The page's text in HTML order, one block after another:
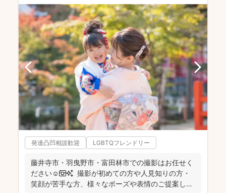
発達凸凹相談歓迎 LGBTQフレンドリー
藤井寺市・羽曳野市・富田林市での撮影はお任せく
ださい☺️📷✨ 撮影が初めての方や人見知りの方・
笑顔が苦手な方、様々なポーズや表情のご提案しま